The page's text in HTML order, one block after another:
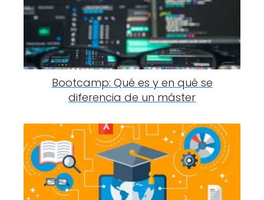
Bootcamp: Qué es y en qué se
diferencia de un máster